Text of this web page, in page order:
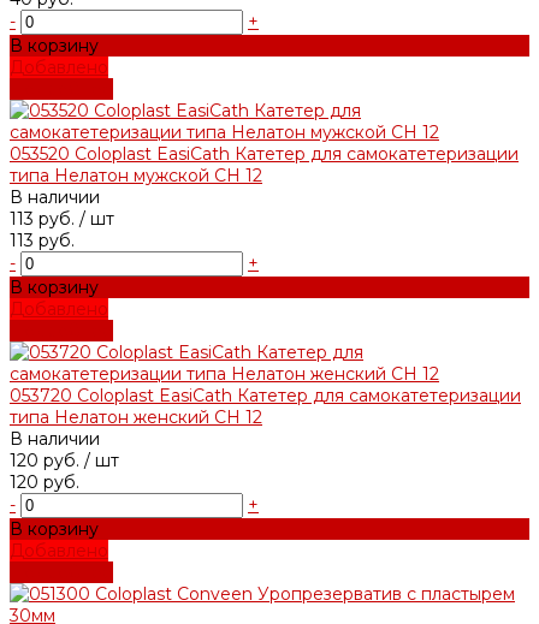
-
+
В корзину
Добавлено
053520 Coloplast EasiCath Катетер для самокатетеризации
типа Нелатон мужской СН 12
В наличии
113 руб. / шт
113 руб.
-
+
В корзину
Добавлено
053720 Coloplast EasiCath Катетер для самокатетеризации
типа Нелатон женский СН 12
В наличии
120 руб. / шт
120 руб.
-
+
В корзину
Добавлено